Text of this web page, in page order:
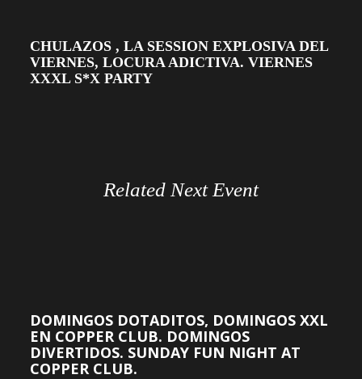
CHULAZOS , LA SESSION EXPLOSIVA DEL
VIERNES, LOCURA ADICTIVA. VIERNES
XXXL S*X PARTY
Related Next Event
DOMINGOS DOTADITOS, DOMINGOS XXL
EN COPPER CLUB. DOMINGOS
DIVERTIDOS. SUNDAY FUN NIGHT AT
COPPER CLUB.